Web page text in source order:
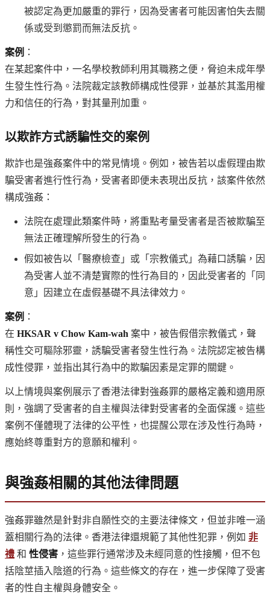
被認定為更加嚴重的罪行，因為受害者可能因害怕失去關
係或受到懲罰而無法反抗。
案例 ：
在某起案件中，一名學校教師利用其職務之便，脅迫未成年學
生發生性行為。法院裁定該教師構成性侵罪，並基於其濫用權
力和信任的行為，對其量刑加重。
以欺詐方式誘騙性交的案例
欺詐也是強姦案件中的常見情境。例如，被告若以虛假理由欺
騙受害者進行性行為，受害者即便未表現出反抗，該案件依然
構成強姦：
法院在處理此類案件時，將重點考量受害者是否被欺騙至
無法正確理解所發生的行為。
假如被告以「醫療檢查」或「宗教儀式」為藉口誘騙，因
為受害人並不清楚實際的性行為目的，因此受害者的「同
意」因建立在虛假基礎不具法律效力。
案例 ：
在 HKSAR v Chow Kam-wah 案中，被告假借宗教儀式，聲
稱性交可驅除邪靈，誘騙受害者發生性行為。法院認定被告構
成性侵罪，並指出其行為中的欺騙因素是定罪的關鍵。
以上情境與案例展示了香港法律對強姦罪的嚴格定義和適用原
則，強調了受害者的自主權與法律對受害者的全面保護。這些
案例不僅體現了法律的公平性，也提醒公眾在涉及性行為時，
應始終尊重對方的意願和權利。
與強姦相關的其他法律問題
強姦罪雖然是針對非自願性交的主要法律條文，但並非唯一涵
蓋相關行為的法律。香港法律還規範了其他性犯罪，例如 非
禮 和 性侵害 ，這些罪行通常涉及未經同意的性接觸，但不包
括陰莖插入陰道的行為。這些條文的存在，進一步保障了受害
者的性自主權與身體安全。